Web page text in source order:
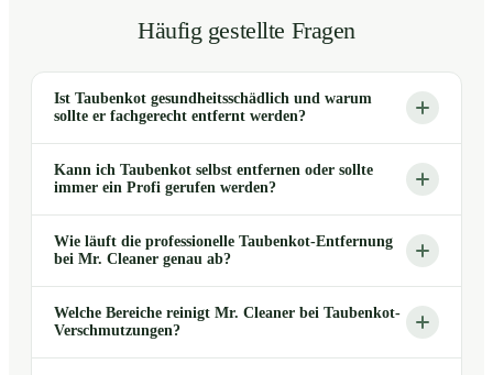
Häufig gestellte Fragen
Ist Taubenkot gesundheitsschädlich und warum
sollte er fachgerecht entfernt werden?
Kann ich Taubenkot selbst entfernen oder sollte
immer ein Profi gerufen werden?
Wie läuft die professionelle Taubenkot-Entfernung
bei Mr. Cleaner genau ab?
Welche Bereiche reinigt Mr. Cleaner bei Taubenkot-
Verschmutzungen?